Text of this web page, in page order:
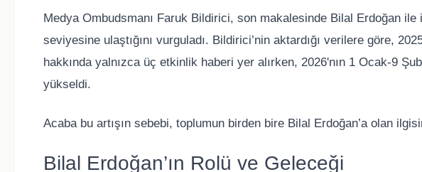
Medya Ombudsmanı Faruk Bildirici, son makalesinde Bilal Erdoğan ile
seviyesine ulaştığını vurguladı. Bildirici’nin aktardığı verilere göre,
hakkında yalnızca üç etkinlik haberi yer alırken, 2026'nın 1 Ocak-9
yükseldi.
Acaba bu artışın sebebi, toplumun birden bire Bilal Erdoğan’a olan
Bilal Erdoğan’ın Rolü ve Geleceği